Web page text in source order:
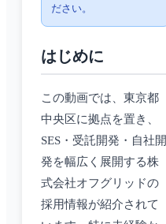
ださい。
はじめに
この動画では、東京都
中央区に拠点を置き、
SES・受託開発・自社開
発を幅広く展開する株
式会社オフグリッドの
採用情報が紹介されて